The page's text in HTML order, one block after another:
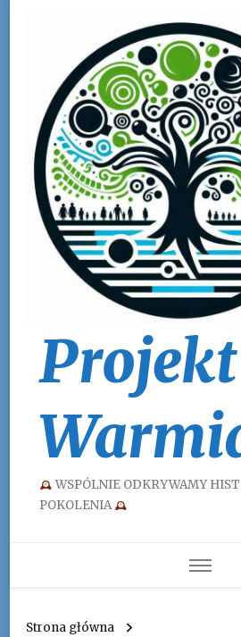
Projekt
WSPÓLNIE ODKRYWAMY
POKOLENIA
Strona główna